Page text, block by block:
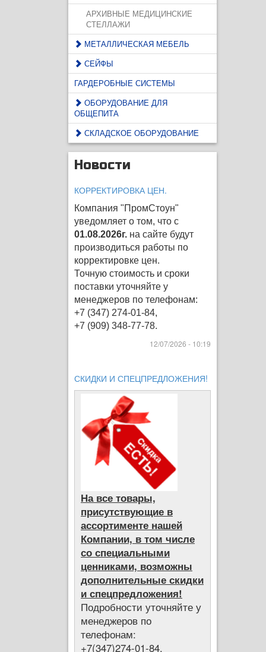
АРХИВНЫЕ МЕДИЦИНСКИЕ
СТЕЛЛАЖИ
МЕТАЛЛИЧЕСКАЯ МЕБЕЛЬ
СЕЙФЫ
ГАРДЕРОБНЫЕ СИСТЕМЫ
ОБОРУДОВАНИЕ ДЛЯ
ОБЩЕПИТА
СКЛАДСКОЕ ОБОРУДОВАНИЕ
Новости
КОРРЕКТИРОВКА ЦЕН.
Компания "ПромСтоун"
уведомляет о том, что с
01.08.2026г. на сайте будут
производиться работы по
корректировке цен.
Точную стоимость и сроки
поставки уточняйте у
менеджеров по телефонам:
+7 (347) 274-01-84,
+7 (909) 348-77-78.
12/07/2026 - 10:19
СКИДКИ И СПЕЦПРЕДЛОЖЕНИЯ!
На все товары,
присутствующие в
ассортименте нашей
Компании, в том числе
со специальными
ценниками, возможны
дополнительные скидки
и спецпредложения!
Подробности уточняйте у
менеджеров по
телефонам:
+7(347)274-01-84,